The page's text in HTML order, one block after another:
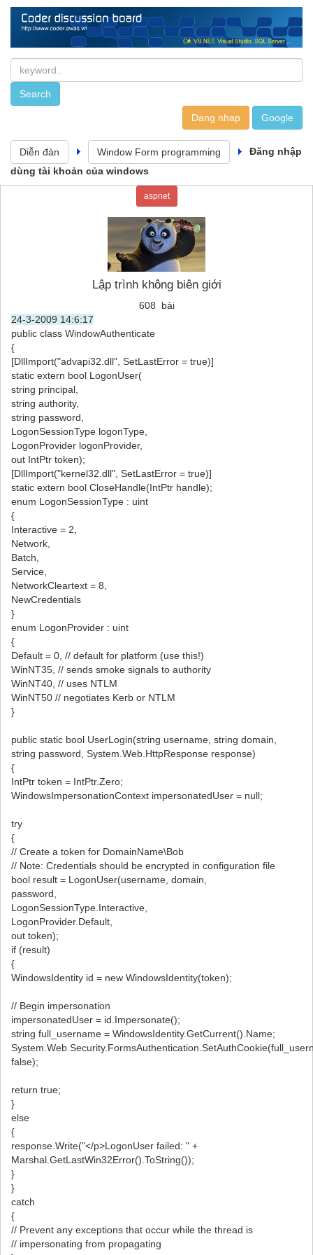
Dang nhap
Diễn đàn Window Form programming
Đăng nhập
dùng tài khoản của windows
aspnet
Lập trình không biên giới
608 bài
24-3-2009 14:6:17
public class WindowAuthenticate
{
[DllImport("advapi32.dll", SetLastError = true)]
static extern bool LogonUser(
string principal,
string authority,
string password,
LogonSessionType logonType,
LogonProvider logonProvider,
out IntPtr token);
[DllImport("kernel32.dll", SetLastError = true)]
static extern bool CloseHandle(IntPtr handle);
enum LogonSessionType : uint
{
Interactive = 2,
Network,
Batch,
Service,
NetworkCleartext = 8,
NewCredentials
}
enum LogonProvider : uint
{
Default = 0, // default for platform (use this!)
WinNT35, // sends smoke signals to authority
WinNT40, // uses NTLM
WinNT50 // negotiates Kerb or NTLM
}
public static bool UserLogin(string username, string domain,
string password, System.Web.HttpResponse response)
{
IntPtr token = IntPtr.Zero;
WindowsImpersonationContext impersonatedUser = null;
try
{
// Create a token for DomainName\Bob
// Note: Credentials should be encrypted in configuration file
bool result = LogonUser(username, domain,
password,
LogonSessionType.Interactive,
LogonProvider.Default,
out token);
if (result)
{
WindowsIdentity id = new WindowsIdentity(token);
// Begin impersonation
impersonatedUser = id.Impersonate();
string full_username = WindowsIdentity.GetCurrent().Name;
false);
return true;
}
else
{
response.Write("</p>LogonUser failed: " +
Marshal.GetLastWin32Error().ToString());
}
}
catch
{
// Prevent any exceptions that occur while the thread is
// impersonating from propagating